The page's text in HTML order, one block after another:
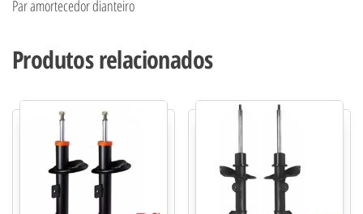
Par amortecedor dianteiro
Produtos relacionados